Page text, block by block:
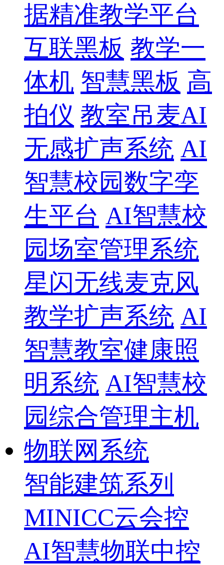
据精准教学平台
互联黑板 教学一
体机 智慧黑板 高
拍仪 教室吊麦AI
无感扩声系统 AI
智慧校园数字孪
生平台 AI智慧校
园场室管理系统
星闪无线麦克风
教学扩声系统 AI
智慧教室健康照
明系统 AI智慧校
园综合管理主机
物联网系统
智能建筑系列
MINICC云会控
AI智慧物联中控